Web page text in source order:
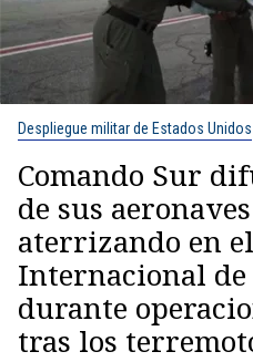
Despliegue militar de Estados Unidos
Comando Sur
de sus
aterrizando en
Internacional
durante
tras los